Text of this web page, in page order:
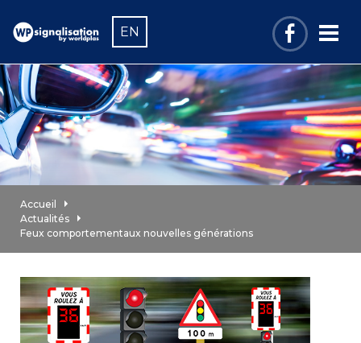
EN
Accueil
Actualités
Feux comportementaux nouvelles générations